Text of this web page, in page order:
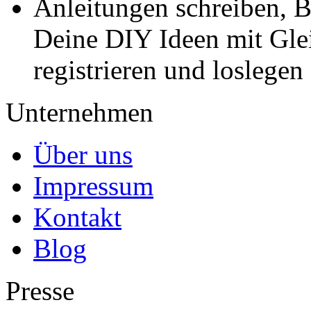
Anleitungen schreiben,
Deine DIY Ideen mit
registrieren und loslegen
Unternehmen
Über uns
Impressum
Kontakt
Blog
Presse